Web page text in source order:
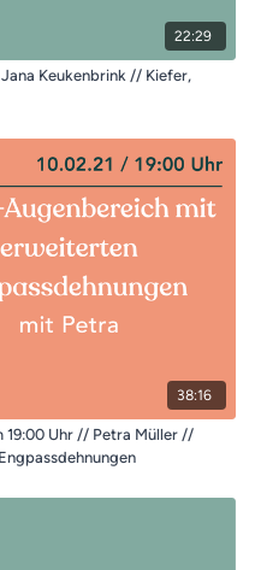
22:29
Keukenbrink // Kiefer,
38:16
19:00 Uhr // Petra Müller //